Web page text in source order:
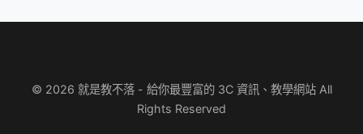
© 2026 就是教不落 - 給你最豐富的 3C 資訊、教學網站 All
Rights Reserved